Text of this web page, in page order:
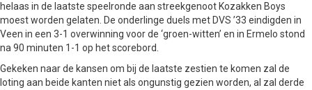
helaas in de laatste speelronde aan streekgenoot Kozakken Boys
moest worden gelaten. De onderlinge duels met DVS ’33 eindigden in
Veen in een 3-1 overwinning voor de ‘groen-witten’ en in Ermelo stond
na 90 minuten 1-1 op het scorebord.
Gekeken naar de kansen om bij de laatste zestien te komen zal de
loting aan beide kanten niet als ongunstig gezien worden, al zal derde